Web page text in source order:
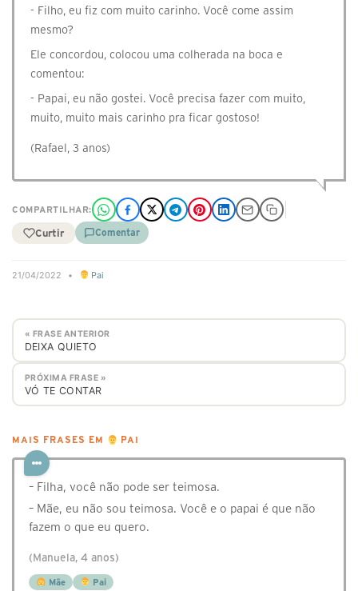
- Filho, eu fiz com muito carinho. Você come assim
mesmo?
Ele concordou, colocou uma colherada na boca e
comentou:
- Papai, eu não gostei. Você precisa fazer com muito,
muito, muito mais carinho pra ficar gostoso!
(Rafael, 3 anos)
COMPARTILHAR:
Curtir Comentar
21/04/2022 • Pai
« FRASE ANTERIOR
DEIXA QUIETO
PRÓXIMA FRASE »
VÓ TE CONTAR
MAIS FRASES EM PAI
– Filha, você não pode ser teimosa.
– Mãe, eu não sou teimosa. Você e o papai é que não
fazem o que eu quero.
(Manuela, 4 anos)
Mãe Pai